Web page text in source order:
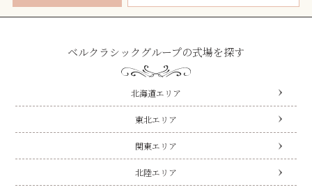
ベルクラシックグループの式場を探す
北海道エリア
東北エリア
関東エリア
北陸エリア